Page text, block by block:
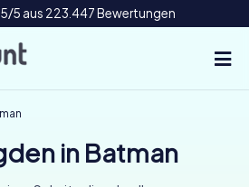
5 aus 223.447 Bewertungen
in Batman